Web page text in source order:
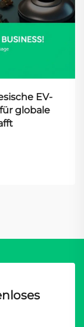
EV-
globale